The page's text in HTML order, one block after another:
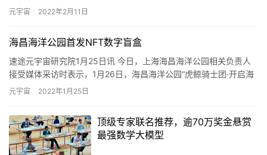
宇宙入场券’的地位。”宣布将在欧洲开设扩展现实实验室（…
元宇宙 2022年2月11日
海昌海洋公园首发NFT数字盲盒
速途元宇宙研究院1月25日讯 今日，上海海昌海洋公园相关负责人
接受媒体采访时表示，1月26日，海昌海洋公园“虎鲸骑士团·开启海
洋NFT数字盲盒”活动即将盛大开启。这也是海昌链接元宇…
元宇宙 2022年1月25日
顶级专家联名推荐，逾70万奖金悬赏
最强数学大模型